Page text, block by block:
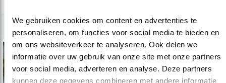
We gebruiken cookies om content en advertenties te
personaliseren, om functies voor social media te bieden en
om ons websiteverkeer te analyseren. Ook delen we
informatie over uw gebruik van onze site met onze partners
voor social media, adverteren en analyse. Deze partners
kunnen deze gegevens combineren met andere informatie